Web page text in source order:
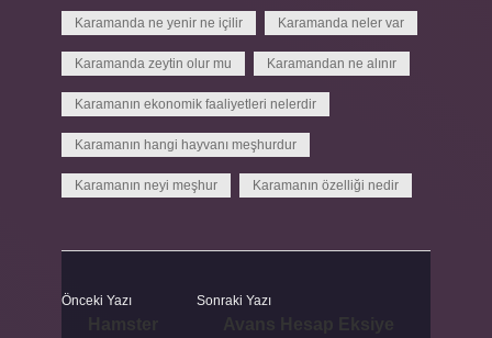
Karamanda ne yenir ne içilir Karamanda neler var
Karamanda zeytin olur mu Karamandan ne alınır
Karamanın ekonomik faaliyetleri nelerdir
Karamanın hangi hayvanı meşhurdur
Karamanın neyi meşhur Karamanın özelliği nedir
Önceki Yazı Sonraki Yazı